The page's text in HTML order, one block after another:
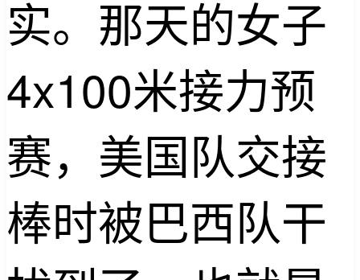
实。那天的女子
4x100米接力预
赛，美国队交接
棒时被巴西队干